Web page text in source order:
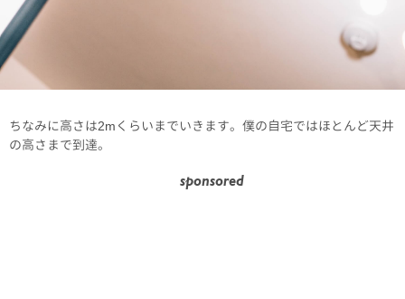
ちなみに高さは2mくらいまでいきます。僕の自宅ではほとんど天井
の高さまで到達。
sponsored